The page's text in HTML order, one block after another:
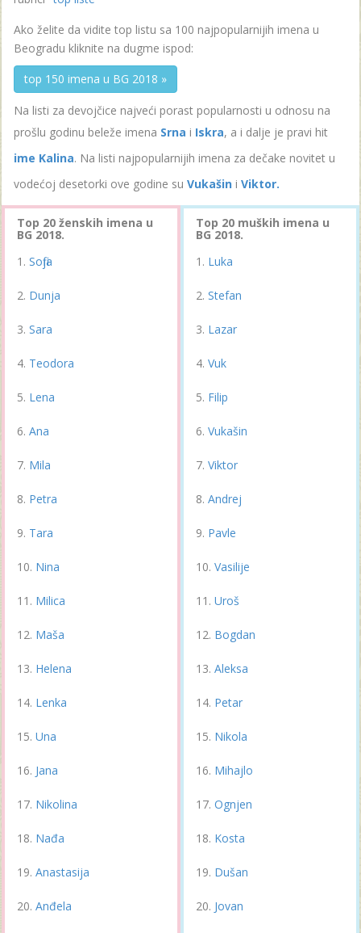
Ako želite da vidite top listu sa 100 najpopularnijih imena u
Beogradu kliknite na dugme ispod:
top 150 imena u BG 2018 »
Na listi za devojčice najveći porast popularnosti u odnosu na
prošlu godinu beleže imena Srna i Iskra, a i dalje je pravi hit
ime Kalina. Na listi najpopularnijih imena za dečake novitet u
vodećoj desetorki ove godine su Vukašin i Viktor.
Top 20 ženskih imena u
BG 2018.
Sofija
Dunja
Sara
Teodora
Lena
Ana
Mila
Petra
Tara
Nina
Milica
Maša
Helena
Lenka
Una
Jana
Nikolina
Nađa
Anastasija
Anđela
Top 20 muških imena u
BG 2018.
Luka
Stefan
Lazar
Vuk
Filip
Vukašin
Viktor
Andrej
Pavle
Vasilije
Uroš
Bogdan
Aleksa
Petar
Nikola
Mihajlo
Ognjen
Kosta
Dušan
Jovan